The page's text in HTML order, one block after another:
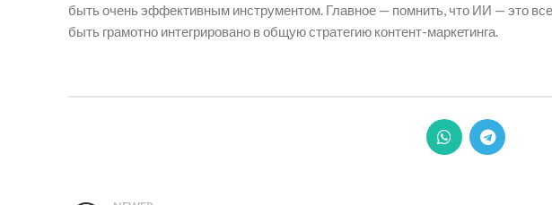
быть очень эффективным инструментом. Главное — помнить, что ИИ — это
быть грамотно интегрировано в общую стратегию контент-маркетинга.